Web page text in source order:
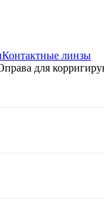
Контактные линзы
для